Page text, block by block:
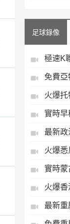
足球錄像
極速K
免費
火爆
實時早
最新政
火爆
火爆